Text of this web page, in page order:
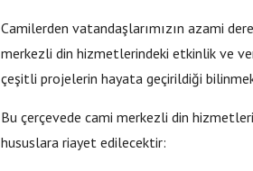
Camilerden vatandaşlarımızın azami
merkezli din hizmetlerindeki etkinlik ve
çeşitli projelerin hayata geçirildiği
Bu çerçevede cami merkezli din
hususlara riayet edilecektir: